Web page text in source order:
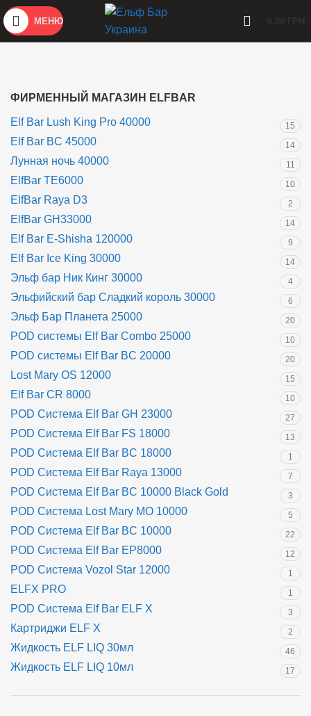
МЕНЮ
ФИРМЕННЫЙ МАГАЗИН ELFBAR
Elf Bar Lush King Pro 40000 15
Elf Bar BC 45000 14
Лунная ночь 40000 11
ElfBar TE6000 10
ElfBar Raya D3 2
ElfBar GH33000 14
Elf Bar E-Shisha 120000 9
Elf Bar Ice King 30000 14
Эльф бар Ник Кинг 30000 4
Эльфийский бар Сладкий король 30000 6
Эльф Бар Планета 25000 20
POD системы Elf Bar Combo 25000 10
POD системы Elf Bar BC 20000 20
Lost Mary OS 12000 15
Elf Bar CR 8000 10
POD Система Elf Bar GH 23000 27
POD Система Elf Bar FS 18000 13
POD Система Elf Bar BC 18000 1
POD Система Elf Bar Raya 13000 7
POD Система Elf Bar BC 10000 Black Gold 3
POD Система Lost Mary MO 10000 5
POD Система Elf Bar BC 10000 22
POD Система Elf Bar EP8000 12
POD Система Vozol Star 12000 1
ELFX PRO 1
POD Система Elf Bar ELF X 3
Картриджи ELF X 2
Жидкость ELF LIQ 30мл 46
Жидкость ELF LIQ 10мл 17